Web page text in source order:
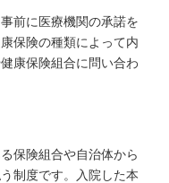
前に医療機関の承諾を
保険の種類によって内
康保険組合に問い合わ
保険組合や自治体から
制度です。入院した本